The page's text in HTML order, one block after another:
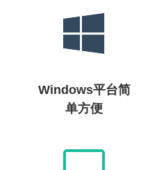
Windows平台简
单方便